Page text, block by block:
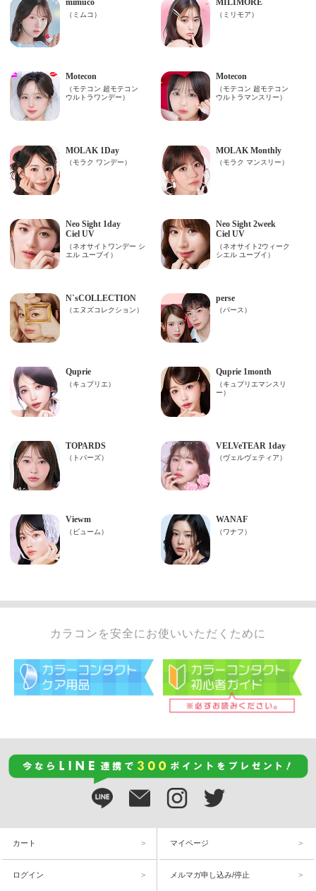
カラコンを安全にお使いいただくために
カート マイページ
ログイン メルマガ申し込み/停止